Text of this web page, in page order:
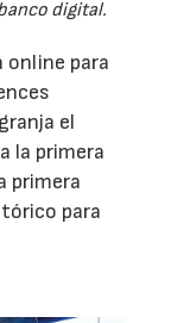
digital.
online para
el
la primera
primera
para